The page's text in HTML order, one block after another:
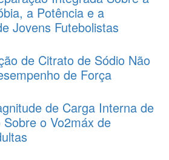
a Potência e a
Jovens Futebolistas
de Citrato de Sódio Não
de Força
de Carga Interna de
Sobre o Vo2máx de